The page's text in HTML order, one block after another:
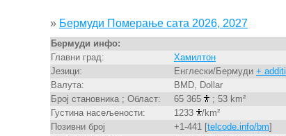
» Бермуди Померање сата 2026, 2027
Бермуди инфо:
Главни град:
Хамилтон
Језици:
Енглески/Бермуди +
Валута:
BMD, Dollar
Број становника ; Област:
65 365
; 53 km²
Густина насељености:
1233
/km²
Позивни број
+1-441 [telcode.info/bm]